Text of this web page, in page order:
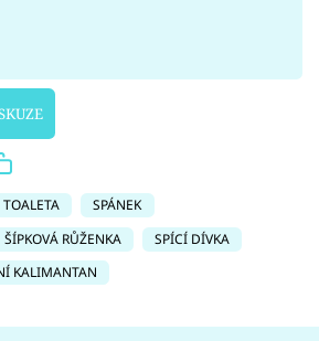
TOALETA
SPÁNEK
ŠÍPKOVÁ RŮŽENKA
SPÍCÍ DÍVKA
KALIMANTAN